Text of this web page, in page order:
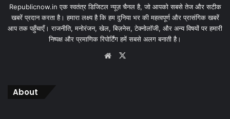
Republicnow.in एक स्वतंत्र डिजिटल न्यूज़ चैनल है, जो आपको सबसे तेज और सटीक
खबरें प्रदान करता है। हमारा लक्ष्य है कि हम दुनिया भर की महत्वपूर्ण और प्रासंगिक खबरें
आप तक पहुँचाएँ। राजनीति, मनोरंजन, खेल, बिज़नेस, टेक्नोलॉजी, और अन्य विषयों पर हमारी
निष्पक्ष और प्रमाणिक रिपोर्टिंग हमें सबसे अलग बनाती है।
Website
About